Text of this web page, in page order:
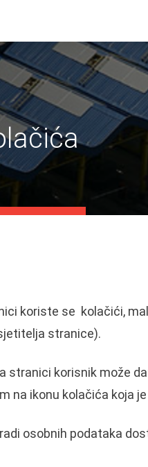
koriste se kolačići,
stranice).
stranici korisnik može
na ikonu kolačića koja
osobnih podataka